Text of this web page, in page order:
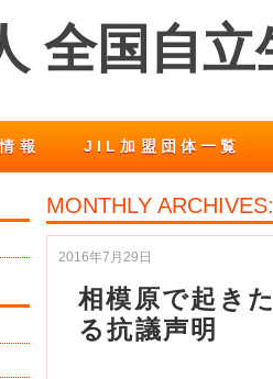
全国自
報 JIL加盟団体一覧
MONTHLY ARCHIVES:
2016年7月29日
相模原で起き
る抗議声明